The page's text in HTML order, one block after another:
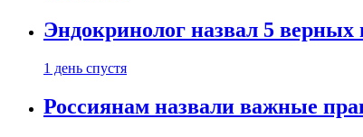
Эндокринолог назвал 5 верных
1 день спустя
Россиянам назвали важные